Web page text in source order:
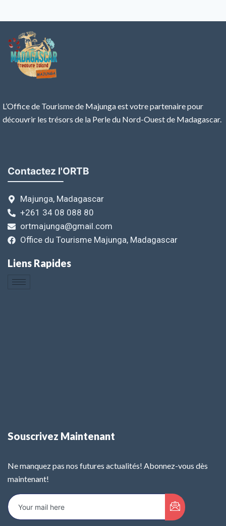
L’Office de Tourisme de Majunga est votre partenaire pour
découvrir les trésors de la Perle du Nord-Ouest de Madagascar.
Contactez l'ORTB
Majunga, Madagascar
+261 34 08 088 80
ortmajunga@gmail.com
Office du Tourisme Majunga, Madagascar
Liens Rapides
Souscrivez Maintenant
Ne manquez pas nos futures actualités! Abonnez-vous dès
maintenant!